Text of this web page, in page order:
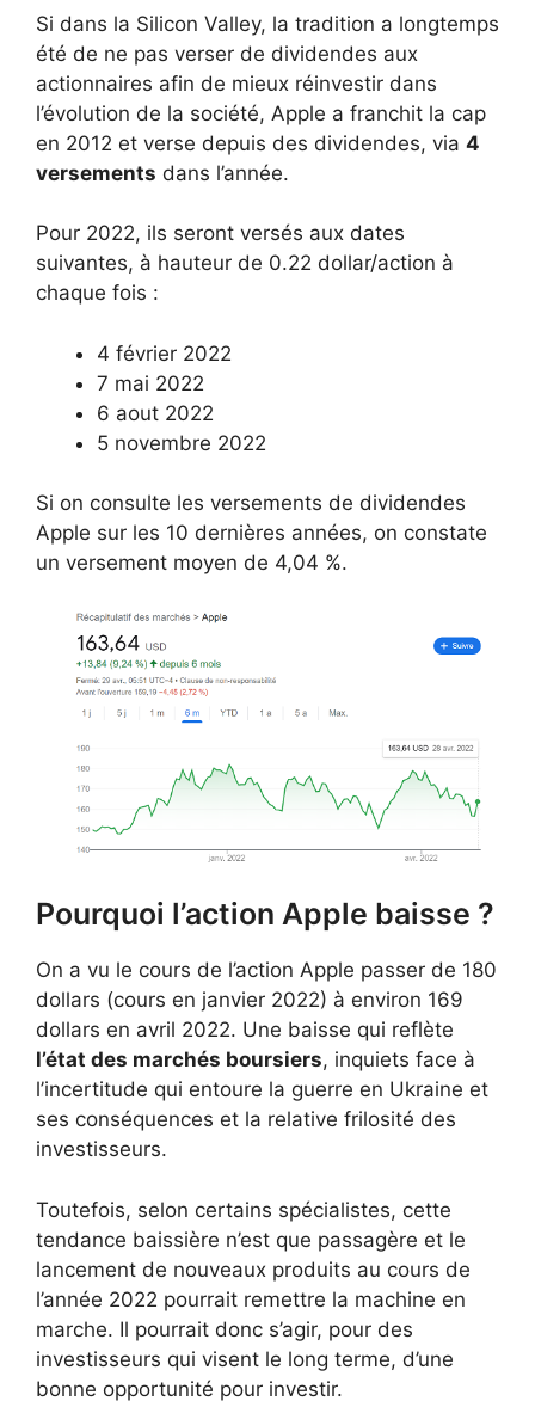
Si dans la Silicon Valley, la tradition a longtemps
été de ne pas verser de dividendes aux
actionnaires afin de mieux réinvestir dans
l’évolution de la société, Apple a franchit la cap
en 2012 et verse depuis des dividendes, via 4
versements dans l’année.
Pour 2022, ils seront versés aux dates
suivantes, à hauteur de 0.22 dollar/action à
chaque fois :
4 février 2022
7 mai 2022
6 aout 2022
5 novembre 2022
Si on consulte les versements de dividendes
Apple sur les 10 dernières années, on constate
un versement moyen de 4,04 %.
Pourquoi l’action Apple baisse ?
On a vu le cours de l’action Apple passer de 180
dollars (cours en janvier 2022) à environ 169
dollars en avril 2022. Une baisse qui reflète
l’état des marchés boursiers, inquiets face à
l’incertitude qui entoure la guerre en Ukraine et
ses conséquences et la relative frilosité des
investisseurs.
Toutefois, selon certains spécialistes, cette
tendance baissière n’est que passagère et le
lancement de nouveaux produits au cours de
l’année 2022 pourrait remettre la machine en
marche. Il pourrait donc s’agir, pour des
investisseurs qui visent le long terme, d’une
bonne opportunité pour investir.